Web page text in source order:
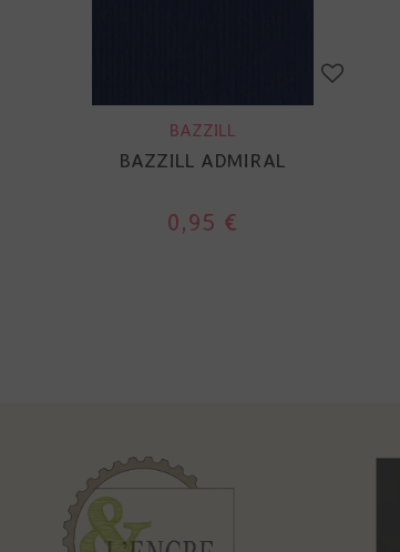
BAZZILL
BAZZILL ADMIRAL
0,95 €